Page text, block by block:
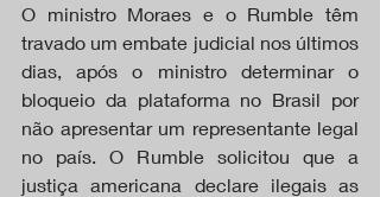
O ministro Moraes e o Rumble têm
travado um embate judicial nos últimos
dias, após o ministro determinar o
bloqueio da plataforma no Brasil por
não apresentar um representante legal
no país. O Rumble solicitou que a
justiça americana declare ilegais as